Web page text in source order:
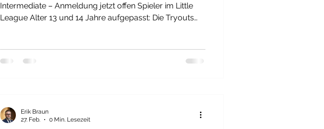
Intermediate – Anmeldung jetzt offen Spieler im Little
League Alter 13 und 14 Jahre aufgepasst: Die Tryouts
Erik Braun
27. Feb.
0 Min. Lesezeit